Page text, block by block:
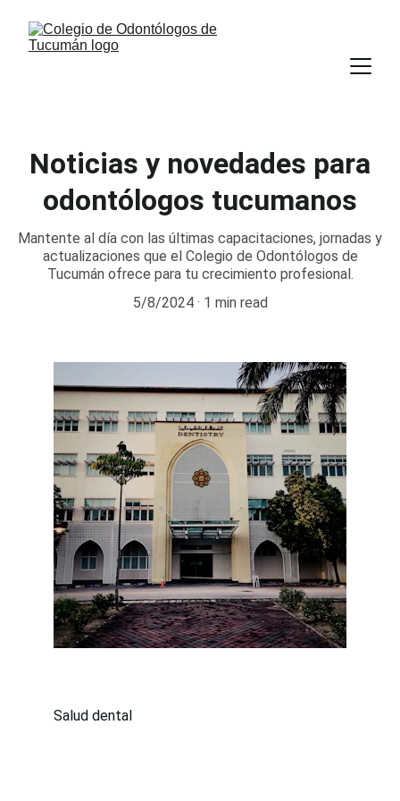
Noticias y novedades para
odontólogos tucumanos
Mantente al día con las últimas capacitaciones, jornadas y
actualizaciones que el Colegio de Odontólogos de
Tucumán ofrece para tu crecimiento profesional.
5/8/2024
1 min read
Salud dental